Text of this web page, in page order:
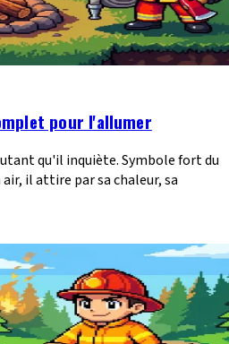
pour l'allumer
qu'il inquiète. Symbole fort du
il attire par sa chaleur, sa